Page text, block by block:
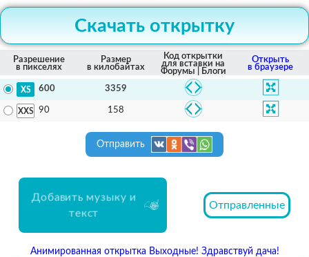
Скачать открытку
Разрешение
в пикселях
Размер
в килобайтах
Код открытки
для вставки на
Форумы | Блоги
Открыть
в браузере
600 3359
90 158
Отправить
Добавить музыку и
текст
Отправленные
Анимированная открытка Выходные! Здравствуй дача!